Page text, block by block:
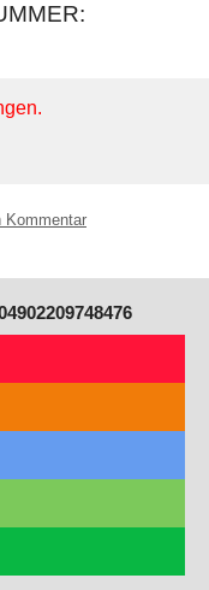
Kommentar